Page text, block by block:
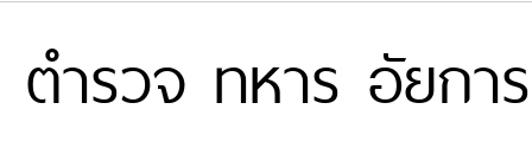
ตำรวจ ทหาร อัยก